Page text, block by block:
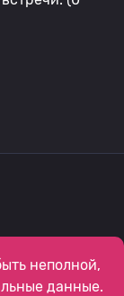
неполной,
данные.